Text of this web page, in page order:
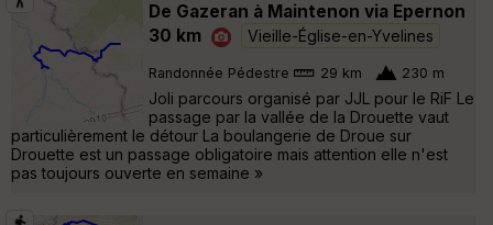
De Gazeran à Maintenon via Epernon
30 km
Vieille-Église-en-Yvelines
Randonnée Pédestre 29 km 230 m
Joli parcours organisé par JJL pour le RiF Le
passage par la vallée de la Drouette vaut
particulièrement le détour La boulangerie de Droue sur
Drouette est un passage obligatoire mais attention elle n'est
pas toujours ouverte en semaine »